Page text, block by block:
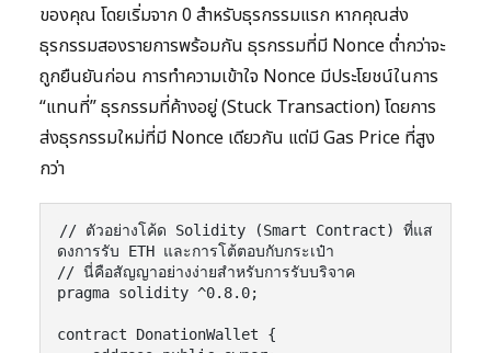
ของคุณ โดยเริ่มจาก 0 สำหรับธุรกรรมแรก หากคุณส่ง
ธุรกรรมสองรายการพร้อมกัน ธุรกรรมที่มี Nonce ต่ำกว่าจะ
ถูกยืนยันก่อน การทำความเข้าใจ Nonce มีประโยชน์ในการ
“แทนที่” ธุรกรรมที่ค้างอยู่ (Stuck Transaction) โดยการ
ส่งธุรกรรมใหม่ที่มี Nonce เดียวกัน แต่มี Gas Price ที่สูง
กว่า
// ตัวอย่างโค้ด Solidity (Smart Contract) ที่แส
ดงการรับ ETH และการโต้ตอบกับกระเป๋า
// นี่คือสัญญาอย่างง่ายสำหรับการรับบริจาค
pragma solidity ^0.8.0;
contract DonationWallet {